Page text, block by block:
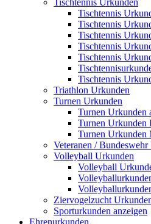
Tischtennis Urkunden
Tischtennis
Tischtennis
Tischtennis
Tischtennis
Tischtennis
Tischtennis
Triathlon Urkunden
Turnen Urkunden
Turnen Urkunden
Turnen Urkunden
Turnen Urkunden
Veteranen /
Volleyball Urkunden
Volleyball
Ziervogelzucht
Sporturkunden anzeigen
Ehrenurkunden